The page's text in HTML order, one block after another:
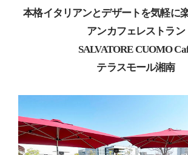
本格イタリアンとデザートを気軽に
アンカフェレストラン
SALVATORE CUOMO
テラスモール湘南